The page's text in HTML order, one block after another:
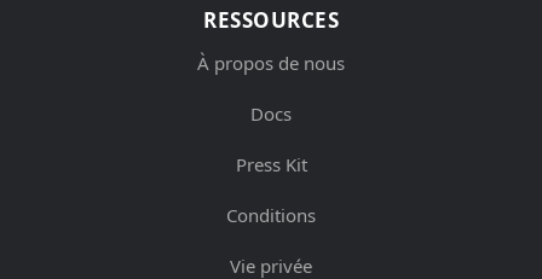
RESSOURCES
À propos de nous
Docs
Press Kit
Conditions
Vie privée